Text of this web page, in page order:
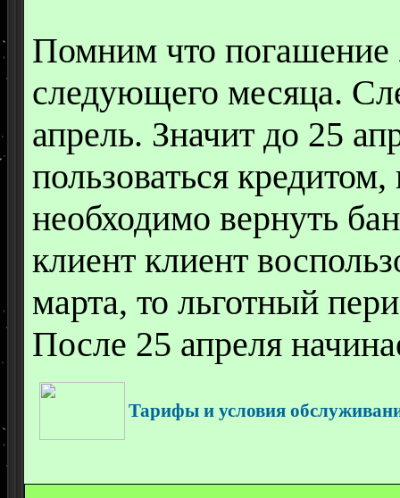
Помним что погашение
следующего месяца.
апрель. Значит до 25
пользоваться
необходимо вернуть
клиент клиент
марта, то льготный
После 25 апреля
Тарифы и условия